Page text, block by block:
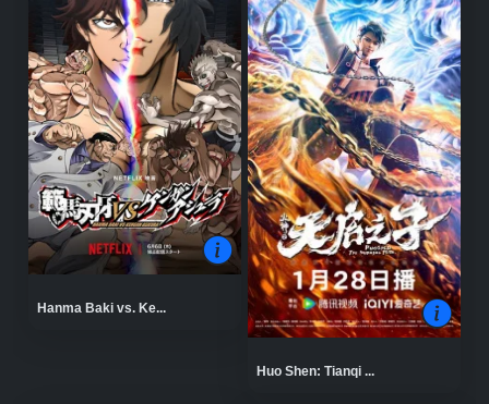
Hanma Baki vs. Ke...
Huo Shen: Tianqi ...